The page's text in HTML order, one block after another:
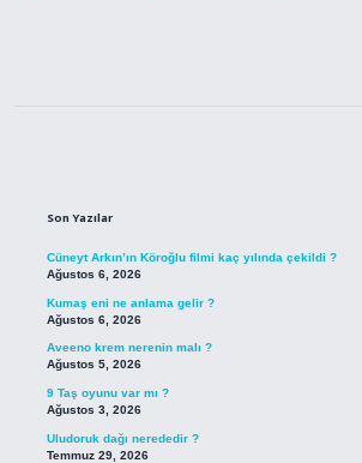
Son Yazılar
Cüneyt Arkın’ın Köroğlu filmi kaç yılında çekildi ?
Ağustos 6, 2026
Kumaş eni ne anlama gelir ?
Ağustos 6, 2026
Aveeno krem nerenin malı ?
Ağustos 5, 2026
9 Taş oyunu var mı ?
Ağustos 3, 2026
Uludoruk dağı nerededir ?
Temmuz 29, 2026